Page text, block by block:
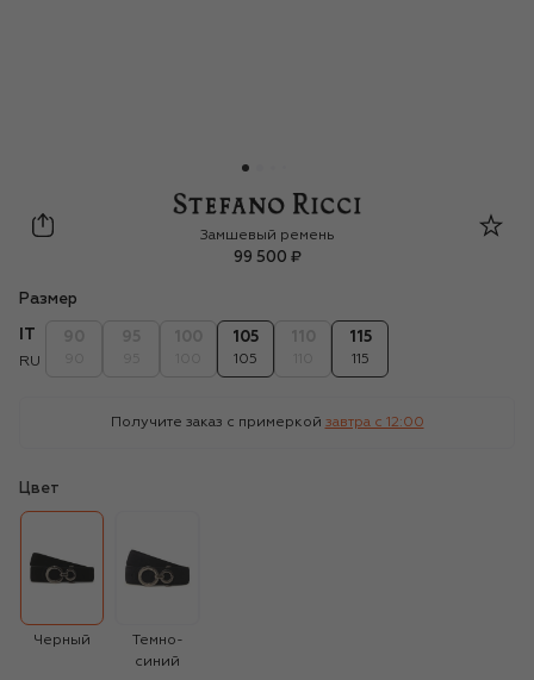
Stefano Ricci
Замшевый ремень
99 500 ₽
Размер
RU
105
105
115
115
Получите заказ с примеркой завтра c 12:00
Цвет
Черный
Темно-
синий